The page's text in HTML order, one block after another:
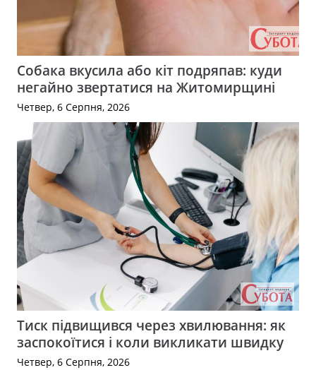
Собака вкусила або кіт подряпав: куди
негайно звертатися на Житомирщині
Четвер, 6 Серпня, 2026
Тиск підвищився через хвилювання: як
заспокоїтися і коли викликати швидку
Четвер, 6 Серпня, 2026